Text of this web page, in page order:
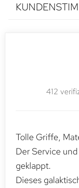
412
Tolle Griffe,
Der Service
geklappt.
Dieses